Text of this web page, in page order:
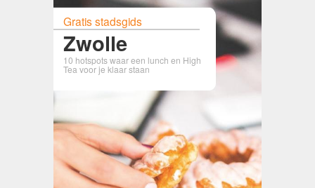
Gratis stadsgids
Zwolle
10 hotspots waar een lunch en High
Tea voor je klaar staan